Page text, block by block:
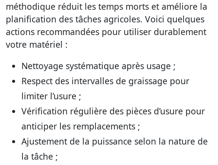
méthodique réduit les temps morts et améliore la
planification des tâches agricoles. Voici quelques
actions recommandées pour utiliser durablement
votre matériel :
Nettoyage systématique après usage ;
Respect des intervalles de graissage pour
limiter l’usure ;
Vérification régulière des pièces d’usure pour
anticiper les remplacements ;
Ajustement de la puissance selon la nature de
la tâche ;